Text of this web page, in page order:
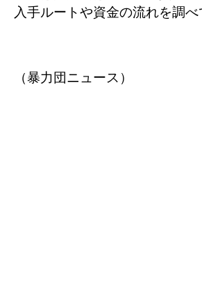
入手ルートや資金の流れを調べ
（暴力団ニュース）